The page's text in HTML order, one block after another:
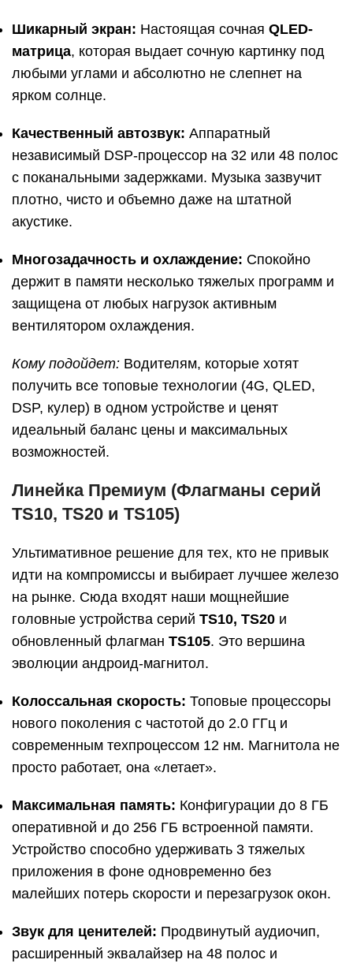
Шикарный экран: Настоящая сочная QLED-
матрица, которая выдает сочную картинку под
любыми углами и абсолютно не слепнет на
ярком солнце.
Качественный автозвук: Аппаратный
независимый DSP-процессор на 32 или 48 полос
с поканальными задержками. Музыка зазвучит
плотно, чисто и объемно даже на штатной
акустике.
Многозадачность и охлаждение: Спокойно
держит в памяти несколько тяжелых программ и
защищена от любых нагрузок активным
вентилятором охлаждения.
Кому подойдет: Водителям, которые хотят
получить все топовые технологии (4G, QLED,
DSP, кулер) в одном устройстве и ценят
идеальный баланс цены и максимальных
возможностей.
Линейка Премиум (Флагманы серий
TS10, TS20 и TS105)
Ультимативное решение для тех, кто не привык
идти на компромиссы и выбирает лучшее железо
на рынке. Сюда входят наши мощнейшие
головные устройства серий TS10, TS20 и
обновленный флагман TS105. Это вершина
эволюции андроид-магнитол.
Колоссальная скорость: Топовые процессоры
нового поколения с частотой до 2.0 ГГц и
современным техпроцессом 12 нм. Магнитола не
просто работает, она «летает».
Максимальная память: Конфигурации до 8 ГБ
оперативной и до 256 ГБ встроенной памяти.
Устройство способно удерживать 3 тяжелых
приложения в фоне одновременно без
малейших потерь скорости и перезагрузок окон.
Звук для ценителей: Продвинутый аудиочип,
расширенный эквалайзер на 48 полос и